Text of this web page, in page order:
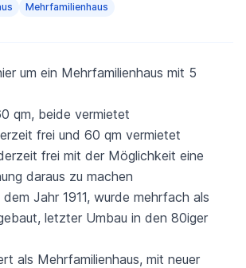
Mehrfamilienhaus
um ein Mehrfamilienhaus mit 5
qm, beide vermietet
frei und 60 qm vermietet
frei mit der Möglichkeit eine
daraus zu machen
Jahr 1911, wurde mehrfach als
letzter Umbau in den 80iger
als Mehrfamilienhaus, mit neuer